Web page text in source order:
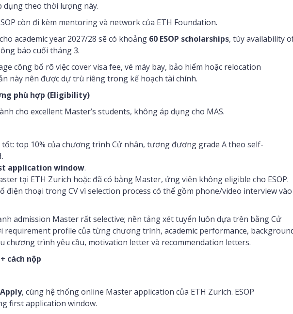
dụng theo thời lượng này.
còn đi kèm mentoring và network của ETH Foundation.
academic year 2027/28 sẽ có khoảng 60 ESOP scholarships, tùy availability
báo cuối tháng 3.
công bố rõ việc cover visa fee, vé máy bay, bảo hiểm hoặc relocation
này nên được dự trù riêng trong kế hoạch tài chính.
phù hợp (Eligibility)
cho excellent Master’s students, không áp dụng cho MAS.
tốt: top 10% của chương trình Cử nhân, tương đương grade A theo self-
application window.
tại ETH Zurich hoặc đã có bằng Master, ứng viên không eligible cho ESOP.
điện thoại trong CV vì selection process có thể gồm phone/video interview vào
admission Master rất selective; nền tảng xét tuyển luôn dựa trên bằng Cử
requirement profile của từng chương trình, academic performance,
chương trình yêu cầu, motivation letter và recommendation letters.
cách nộp
, cùng hệ thống online Master application của ETH Zurich. ESOP
first application window.